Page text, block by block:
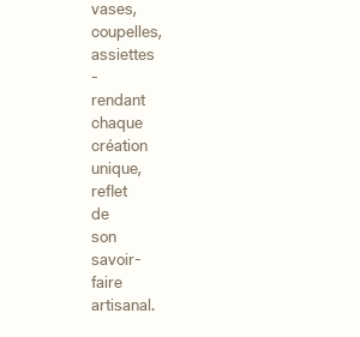
vases,
coupelles,
assiettes
-
rendant
chaque
création
unique,
reflet
de
son
savoir-
faire
artisanal.